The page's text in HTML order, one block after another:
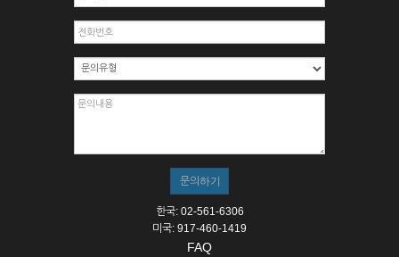
한국: 02-561-6306
미국: 917-460-1419
FAQ